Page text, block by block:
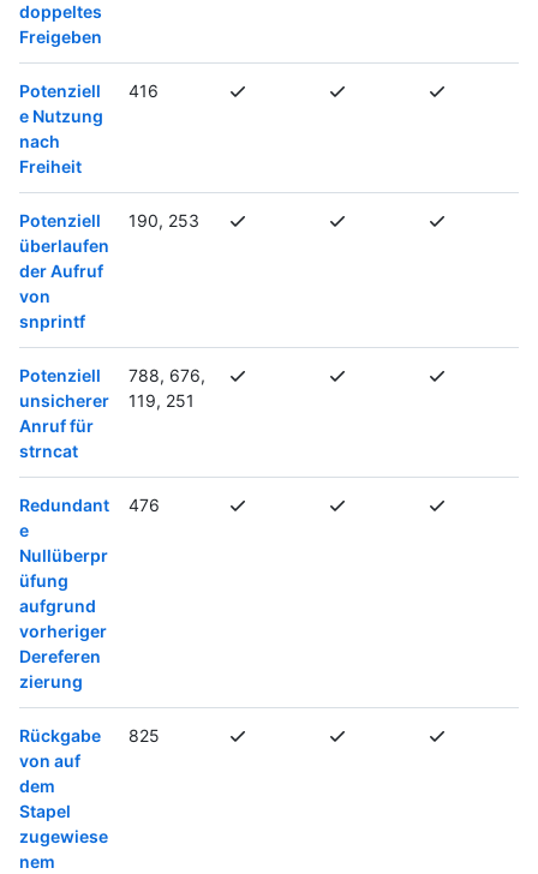
doppeltes
Freigeben
Potenziell
e Nutzung
nach
Freiheit
416
Potenziell
überlaufen
der Aufruf
von
snprintf
190, 253
Potenziell
unsicherer
Anruf für
strncat
788, 676,
119, 251
Redundant
e
Nullüberpr
üfung
aufgrund
vorheriger
Dereferen
zierung
476
Rückgabe
von auf
dem
Stapel
zugewiese
nem
825